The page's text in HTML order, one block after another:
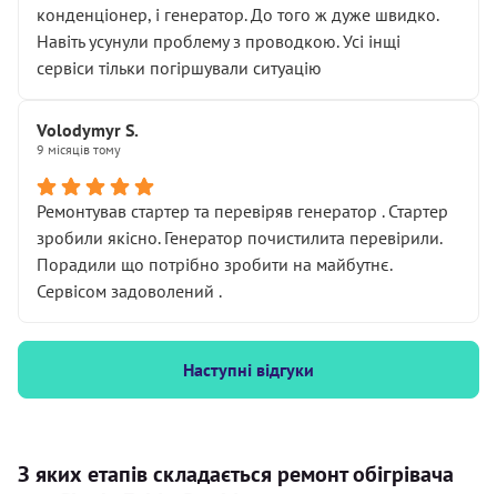
конденціонер, і генератор. До того ж дуже швидко.
Навіть усунули проблему з проводкою. Усі інщі
сервіси тільки погіршували ситуацію
Volodymyr S.
9 місяців тому
Ремонтував стартер та перевіряв генератор . Стартер
зробили якісно. Генератор почистилита перевірили.
Порадили що потрібно зробити на майбутнє.
Сервісом задоволений .
Наступні відгуки
З яких етапів складається ремонт обігрівача